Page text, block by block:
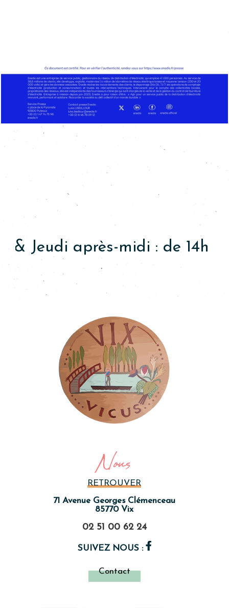
Horaires
après-midi :de 14h à
Nous
RETROUVER
71 Avenue Georges Clémenceau
85770 Vix
02 51 00 62 24
SUIVEZ NOUS :
Contact